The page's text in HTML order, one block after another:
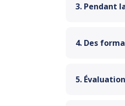
3. Pendant
4. Des
5.